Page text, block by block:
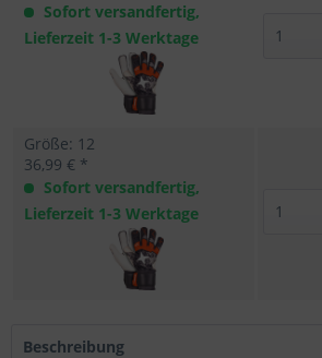
Sofort versandfertig,
Lieferzeit 1-3 Werktage
Größe: 12
36,99 € *
Sofort versandfertig,
Lieferzeit 1-3 Werktage
Beschreibung